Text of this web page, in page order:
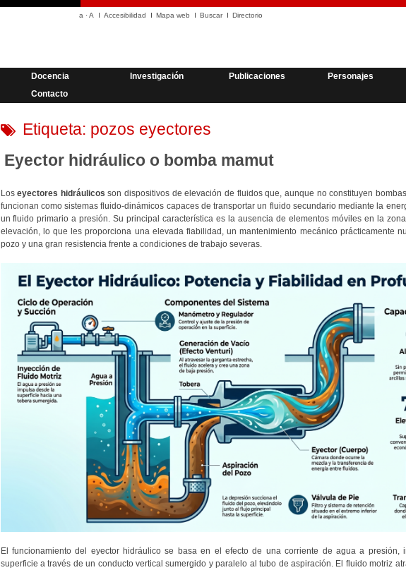
a ·A Accesibilidad Mapa web Buscar Directorio
Docencia Investigación Publicaciones
Personajes
Contacto
Etiqueta: pozos eyectores
Eyector hidráulico o bomba mamut
Loseyectores hidráulicos son dispositivos de elevación de fluidos que, aunque no constituyen
funcionan como sistemas fluido-dinámicos capaces de transportar un fluido secundario mediante la
un fluido primario a presión. Su principal característica es la ausencia de elementos móviles en la
elevación, lo que les proporciona una elevada fiabilidad, un mantenimiento mecánico prácticamente
pozo y una gran resistencia frente a condiciones de trabajo severas.
El funcionamiento del eyector hidráulico se basa en el efecto de una corriente de agua a presión,
superficie a través de un conducto vertical sumergido y paralelo al tubo de aspiración. El fluido motriz